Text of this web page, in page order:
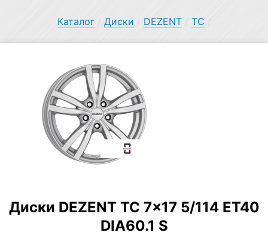
Каталог/ Диски DEZENT/ TC
Диски DEZENT TC 7×17 5/114 ET40
DIA60.1 S